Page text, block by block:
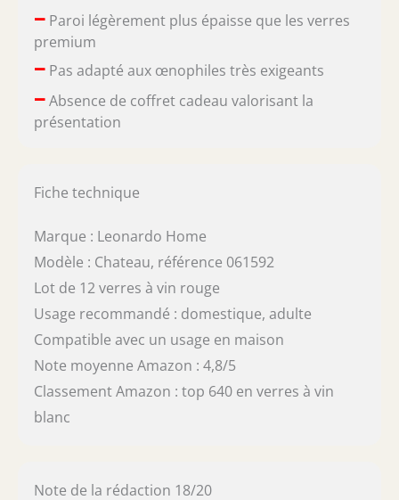
–Paroi légèrement plus épaisse que les verres
premium
–Pas adapté aux œnophiles très exigeants
–Absence de coffret cadeau valorisant la
présentation
Fiche technique
Marque : Leonardo Home
Modèle : Chateau, référence 061592
Lot de 12 verres à vin rouge
Usage recommandé : domestique, adulte
Compatible avec un usage en maison
Note moyenne Amazon : 4,8/5
Classement Amazon : top 640 en verres à vin
blanc
Note de la rédaction 18/20